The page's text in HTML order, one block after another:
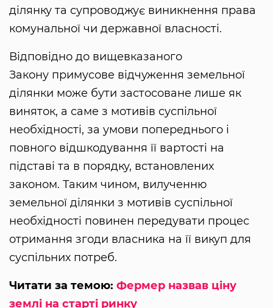
ділянку та супроводжує виникнення права
комунальної чи державної власності.
Відповідно до вищевказаного
Закону примусове відчуження земельної
ділянки може бути застосоване лише як
виняток, а саме з мотивів суспільної
необхідності, за умови попереднього і
повного відшкодування її вартості на
підставі та в порядку, встановлених
законом. Таким чином, вилученню
земельної ділянки з мотивів суспільної
необхідності повинен передувати процес
отримання згоди власника на її викуп для
суспільних потреб.
Читати за темою: Фермер назвав ціну
землі на старті ринку